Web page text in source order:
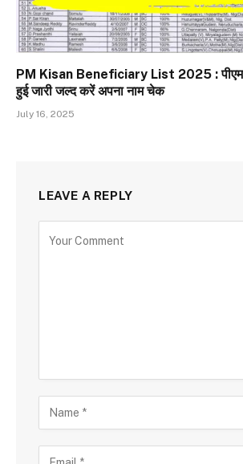
PM Kisan Beneficiary List 2025 : पीएम
हुई जारी जल्द करें अपना नाम चेक
July 16, 2025
LEAVE A REPLY